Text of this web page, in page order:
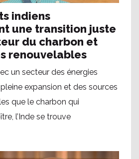
indiens
une transition juste
du charbon et
renouvelables
un secteur des énergies
expansion et des sources
que le charbon qui
l’Inde se trouve